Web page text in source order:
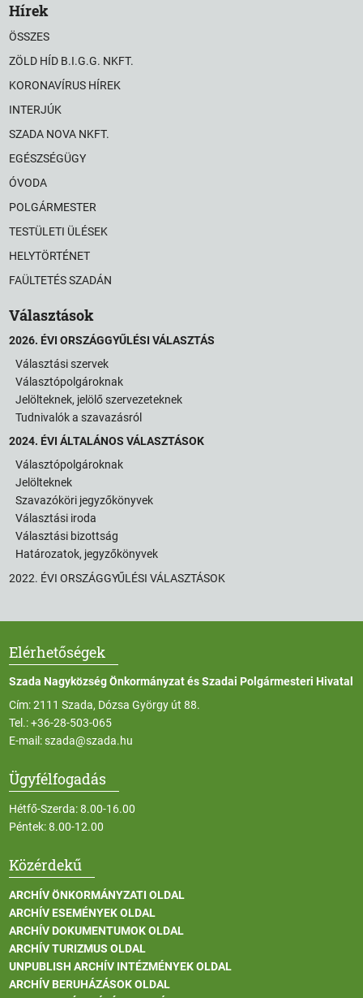
Hírek
ÖSSZES
ZÖLD HÍD B.I.G.G. NKFT.
KORONAVÍRUS HÍREK
INTERJÚK
SZADA NOVA NKFT.
EGÉSZSÉGÜGY
ÓVODA
POLGÁRMESTER
TESTÜLETI ÜLÉSEK
HELYTÖRTÉNET
FAÜLTETÉS SZADÁN
Választások
2026. ÉVI ORSZÁGGYŰLÉSI VÁLASZTÁS
Választási szervek
Választópolgároknak
Jelölteknek, jelölő szervezeteknek
Tudnivalók a szavazásról
2024. ÉVI ÁLTALÁNOS VÁLASZTÁSOK
Választópolgároknak
Jelölteknek
Szavazóköri jegyzőkönyvek
Választási iroda
Választási bizottság
Határozatok, jegyzőkönyvek
2022. ÉVI ORSZÁGGYŰLÉSI VÁLASZTÁSOK
Elérhetőségek
Szada Nagyközség Önkormányzat és Szadai Polgármesteri Hivatal
Cím: 2111 Szada, Dózsa György út 88.
Tel.:+36-28-503-065
E-mail:szada@szada.hu
Ügyfélfogadás
Hétfő-Szerda: 8.00-16.00
Péntek: 8.00-12.00
Közérdekű
ARCHÍV ÖNKORMÁNYZATI OLDAL
ARCHÍV ESEMÉNYEK OLDAL
ARCHÍV DOKUMENTUMOK OLDAL
ARCHÍV TURIZMUS OLDAL
UNPUBLISH ARCHÍV INTÉZMÉNYEK OLDAL
ARCHÍV BERUHÁZÁSOK OLDAL